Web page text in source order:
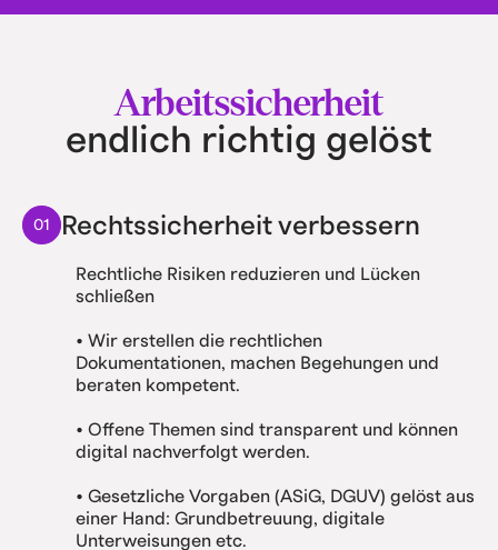
Arbeitssicherheit
endlich richtig gelöst
01 Rechtssicherheit verbessern
Rechtliche Risiken reduzieren und Lücken
schließen
• Wir erstellen die rechtlichen
Dokumentationen, machen Begehungen und
beraten kompetent.
• Offene Themen sind transparent und können
digital nachverfolgt werden.
• Gesetzliche Vorgaben (ASiG, DGUV) gelöst aus
einer Hand: Grundbetreuung, digitale
Unterweisungen etc.